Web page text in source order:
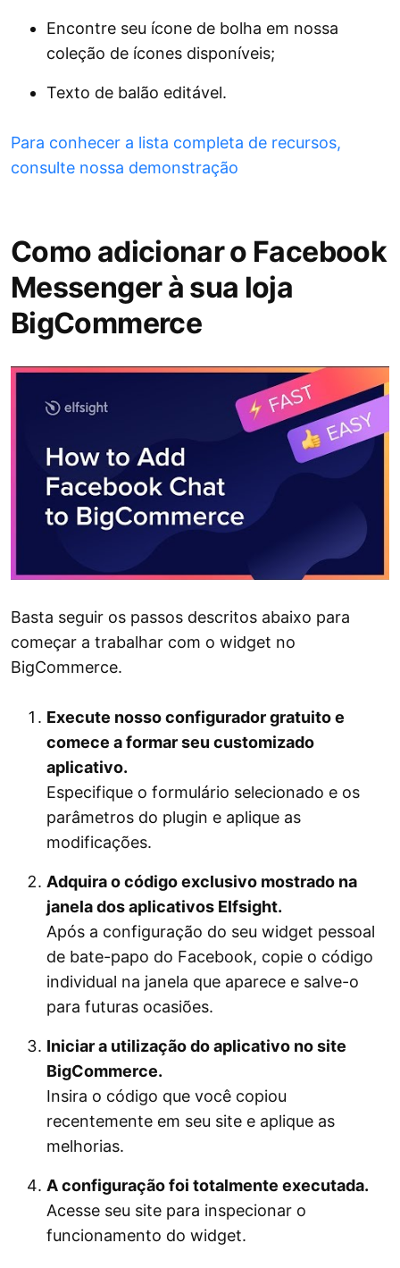
Encontre seu ícone de bolha em nossa
coleção de ícones disponíveis;
Texto de balão editável.
Para conhecer a lista completa de recursos,
consulte nossa demonstração
Como adicionar o Facebook
Messenger à sua loja
BigCommerce
Basta seguir os passos descritos abaixo para
começar a trabalhar com o widget no
BigCommerce.
Execute nosso configurador gratuito e
comece a formar seu customizado
aplicativo.
Especifique o formulário selecionado e os
parâmetros do plugin e aplique as
modificações.
Adquira o código exclusivo mostrado na
janela dos aplicativos Elfsight.
Após a configuração do seu widget pessoal
de bate-papo do Facebook, copie o código
individual na janela que aparece e salve-o
para futuras ocasiões.
Iniciar a utilização do aplicativo no site
BigCommerce.
Insira o código que você copiou
recentemente em seu site e aplique as
melhorias.
A configuração foi totalmente executada.
Acesse seu site para inspecionar o
funcionamento do widget.